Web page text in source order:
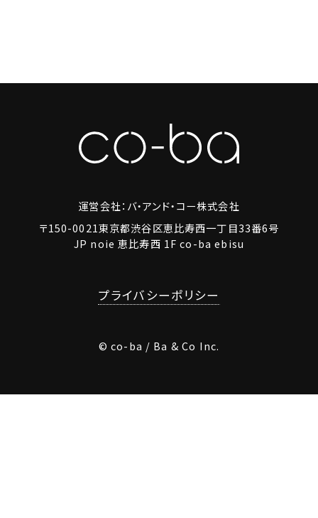
運営会社：バ・アンド・コー株式会社
〒150-0021東京都渋谷区恵比寿西一丁目33番6号
JP noie 恵比寿西 1F co-ba ebisu
プライバシーポリシー
© co-ba / Ba & Co Inc.